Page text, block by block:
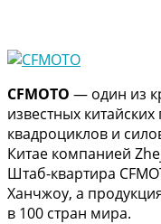
CFMOTO — один из
известных
квадроциклов и
Китае компанией
Штаб-квартира
Ханчжоу, а
в 100 стран мира.